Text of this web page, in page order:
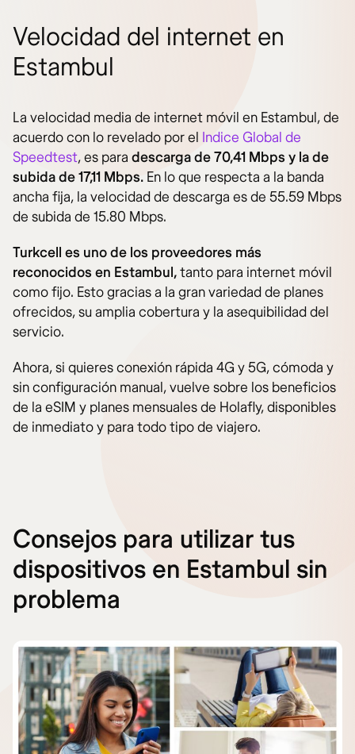
Velocidad del internet en
Estambul
La velocidad media de internet móvil en Estambul, de
acuerdo con lo revelado por el Indice Global de
Speedtest, es para descarga de 70,41 Mbps y la de
subida de 17,11 Mbps. En lo que respecta a la banda
ancha fija, la velocidad de descarga es de 55.59 Mbps
de subida de 15.80 Mbps.
Turkcell es uno de los proveedores más
reconocidos en Estambul,tanto para internet móvil
como fijo. Esto gracias a la gran variedad de planes
ofrecidos, su amplia cobertura y la asequibilidad del
servicio.
Ahora, si quieres conexión rápida 4G y 5G, cómoda y
sin configuración manual, vuelve sobre los beneficios
de la eSIM y planes mensuales de Holafly, disponibles
de inmediato y para todo tipo de viajero.
Consejos para utilizar tus
dispositivos en Estambul sin
problema